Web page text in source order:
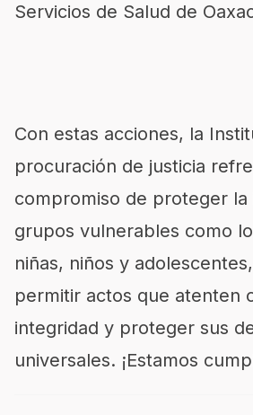
Servicios de Salud de
Con estas acciones, la
procuración de justicia
compromiso de proteger la
grupos vulnerables como
niñas, niños y
permitir actos que atenten
integridad y proteger sus
universales. ¡Estamos